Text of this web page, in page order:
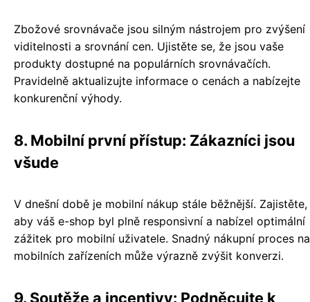
Zbožové srovnávače jsou silným nástrojem pro zvýšení
viditelnosti a srovnání cen. Ujistěte se, že jsou vaše
produkty dostupné na populárních srovnávačích.
Pravidelně aktualizujte informace o cenách a nabízejte
konkurenční výhody.
8. Mobilní první přístup: Zákazníci jsou
všude
V dnešní době je mobilní nákup stále běžnější. Zajistěte,
aby váš e-shop byl plně responsivní a nabízel optimální
zážitek pro mobilní uživatele. Snadný nákupní proces na
mobilních zařízeních může výrazně zvýšit konverzi.
9. Soutěže a incentivy: Podněcujte k